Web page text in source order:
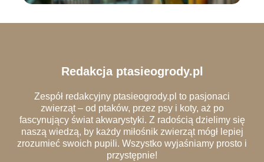
Redakcja ptasieogrody.pl
Zespół redakcyjny ptasieogrody.pl to pasjonaci
zwierząt – od ptaków, przez psy i koty, aż po
fascynujący świat akwarystyki. Z radością dzielimy się
naszą wiedzą, by każdy miłośnik zwierząt mógł lepiej
zrozumieć swoich pupili. Wszystko wyjaśniamy prosto i
przystępnie!